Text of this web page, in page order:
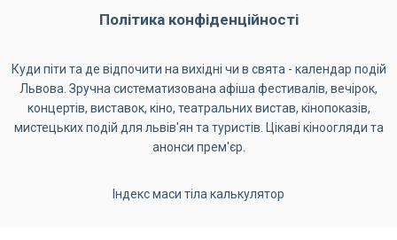
Політика конфіденційності
Куди піти та де відпочити на вихідні чи в свята - календар подій
Львова. Зручна систематизована афіша фестивалів, вечірок,
концертів, виставок, кіно, театральних вистав, кінопоказів,
мистецьких подій для львів'ян та туристів. Цікаві кіноогляди та
анонси прем'єр.
Індекс маси тіла калькулятор